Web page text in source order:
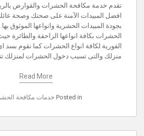
تقدم خدمة مكافحة الحشرات والقوارض
افضل المبيدات الآمنة على صحتك وصحة
بجودة المبيدات الحشرية وانواعها الموثوق
الحشرات بكافة انواعها الزاحفة والطائرة حيث
الفورية لكافة انواع الحشرات كما نقوم بسد
منزلك والتى تسبب دخول الحشرات
Read More
Posted in خدمات مكافحة